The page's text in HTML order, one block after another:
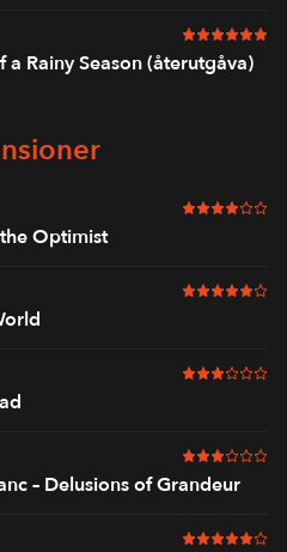
6 av 6 i
a Rainy Season (återutgåva)
4 av 6 i
the Optimist
5 av 6 i
3 av 6 i
3 av 6 i
– Delusions of Grandeur